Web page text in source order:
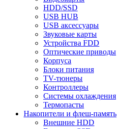
HDD/SSD
USB HUB
USB аксессуары
Звуковые карты
Устройства FDD
Оптические приводы
Корпуса
Блоки питания
TV-тюнеры
Контроллеры
Системы охлаждения
Термопасты
Накопители и флеш-память
Внешние HDD